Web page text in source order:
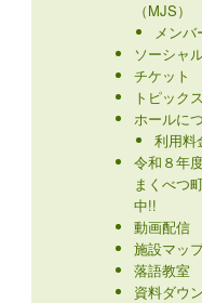
（MJS）
メンバ
ソーシャ
チケット
トピックス
ホールに
利用料
令和８年
まくべつ
中!!
動画配信
施設マッ
落語教室
資料ダウ